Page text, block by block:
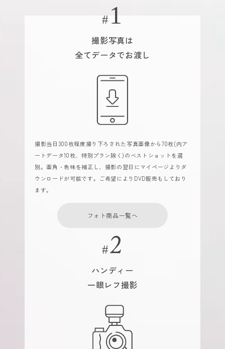
撮影写真は
全てデータでお渡し
撮影当日300枚程度撮り下ろされた写真画像から70枚(内ア
ートデータ10枚、特別プラン除く)のベストショットを選
別。画角・色味を補正し、撮影の翌日にマイページよりダ
ウンロードが可能です。ご希望によりDVD販売もしており
ます。
フォト商品一覧へ
ハンディー
一眼レフ撮影